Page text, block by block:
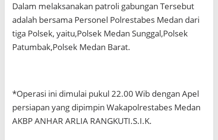
Dalam melaksanakan patroli gabungan Tersebut
adalah bersama Personel Polrestabes Medan dari
tiga Polsek, yaitu,Polsek Medan Sunggal,Polsek
Patumbak,Polsek Medan Barat.
*Operasi ini dimulai pukul 22.00 Wib dengan Apel
persiapan yang dipimpin Wakapolrestabes Medan
AKBP ANHAR ARLIA RANGKUTI.S.I.K.